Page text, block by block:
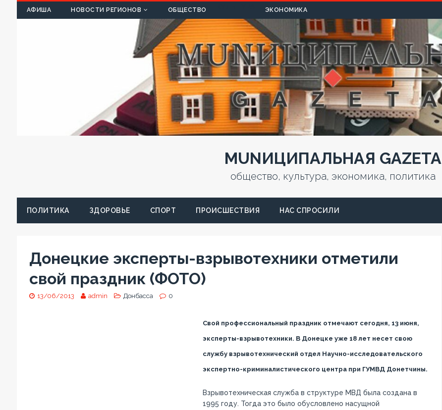
АФИША НОВОСТИ РЕГИОНОВ ОБЩЕСТВО ЭКОНОМИКА
MUNИЦИПАЛЬНАЯ GAZЕТА
общество, культура, экономика, политика
ПОЛИТИКА ЗДОРОВЬЕ СПОРТ ПРОИСШЕСТВИЯ НАС СПРОСИЛИ
Донецкие эксперты-взрывотехники отметили
свой праздник (ФОТО)
13/06/2013 admin Донбасса 0
Свой профессиональный праздник отмечают сегодня, 13 июня,
эксперты-взрывотехники. В Донецке уже 18 лет несет свою
службу взрывотехнический отдел Научно-исследовательского
экспертно-криминалистического центра при ГУМВД Донетчины.
Взрывотехническая служба в структуре МВД была создана в
1995 году. Тогда это было обусловлено насущной